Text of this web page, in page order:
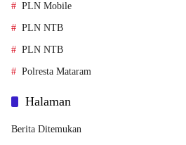
PLN Mobile
PLN NTB
PLN NTB
Polresta Mataram
Halaman
Berita Ditemukan